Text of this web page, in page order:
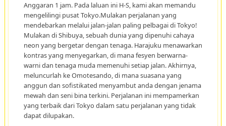
Anggaran 1 jam. Pada laluan ini H-S, kami akan memandu
mengelilingi pusat Tokyo.Mulakan perjalanan yang
mendebarkan melalui jalan-jalan paling pelbagai di Tokyo!
Mulakan di Shibuya, sebuah dunia yang dipenuhi cahaya
neon yang bergetar dengan tenaga. Harajuku menawarkan
kontras yang menyegarkan, di mana fesyen berwarna-
warni dan tenaga muda memenuhi setiap jalan. Akhirnya,
meluncurlah ke Omotesando, di mana suasana yang
anggun dan sofistikated menyambut anda dengan jenama
mewah dan seni bina terkini. Perjalanan ini mempamerkan
yang terbaik dari Tokyo dalam satu perjalanan yang tidak
dapat dilupakan.